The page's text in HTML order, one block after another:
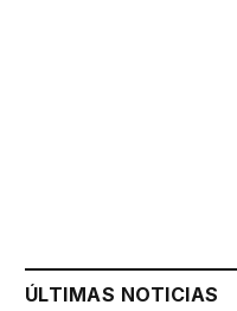
ÚLTIMAS NOTICIAS